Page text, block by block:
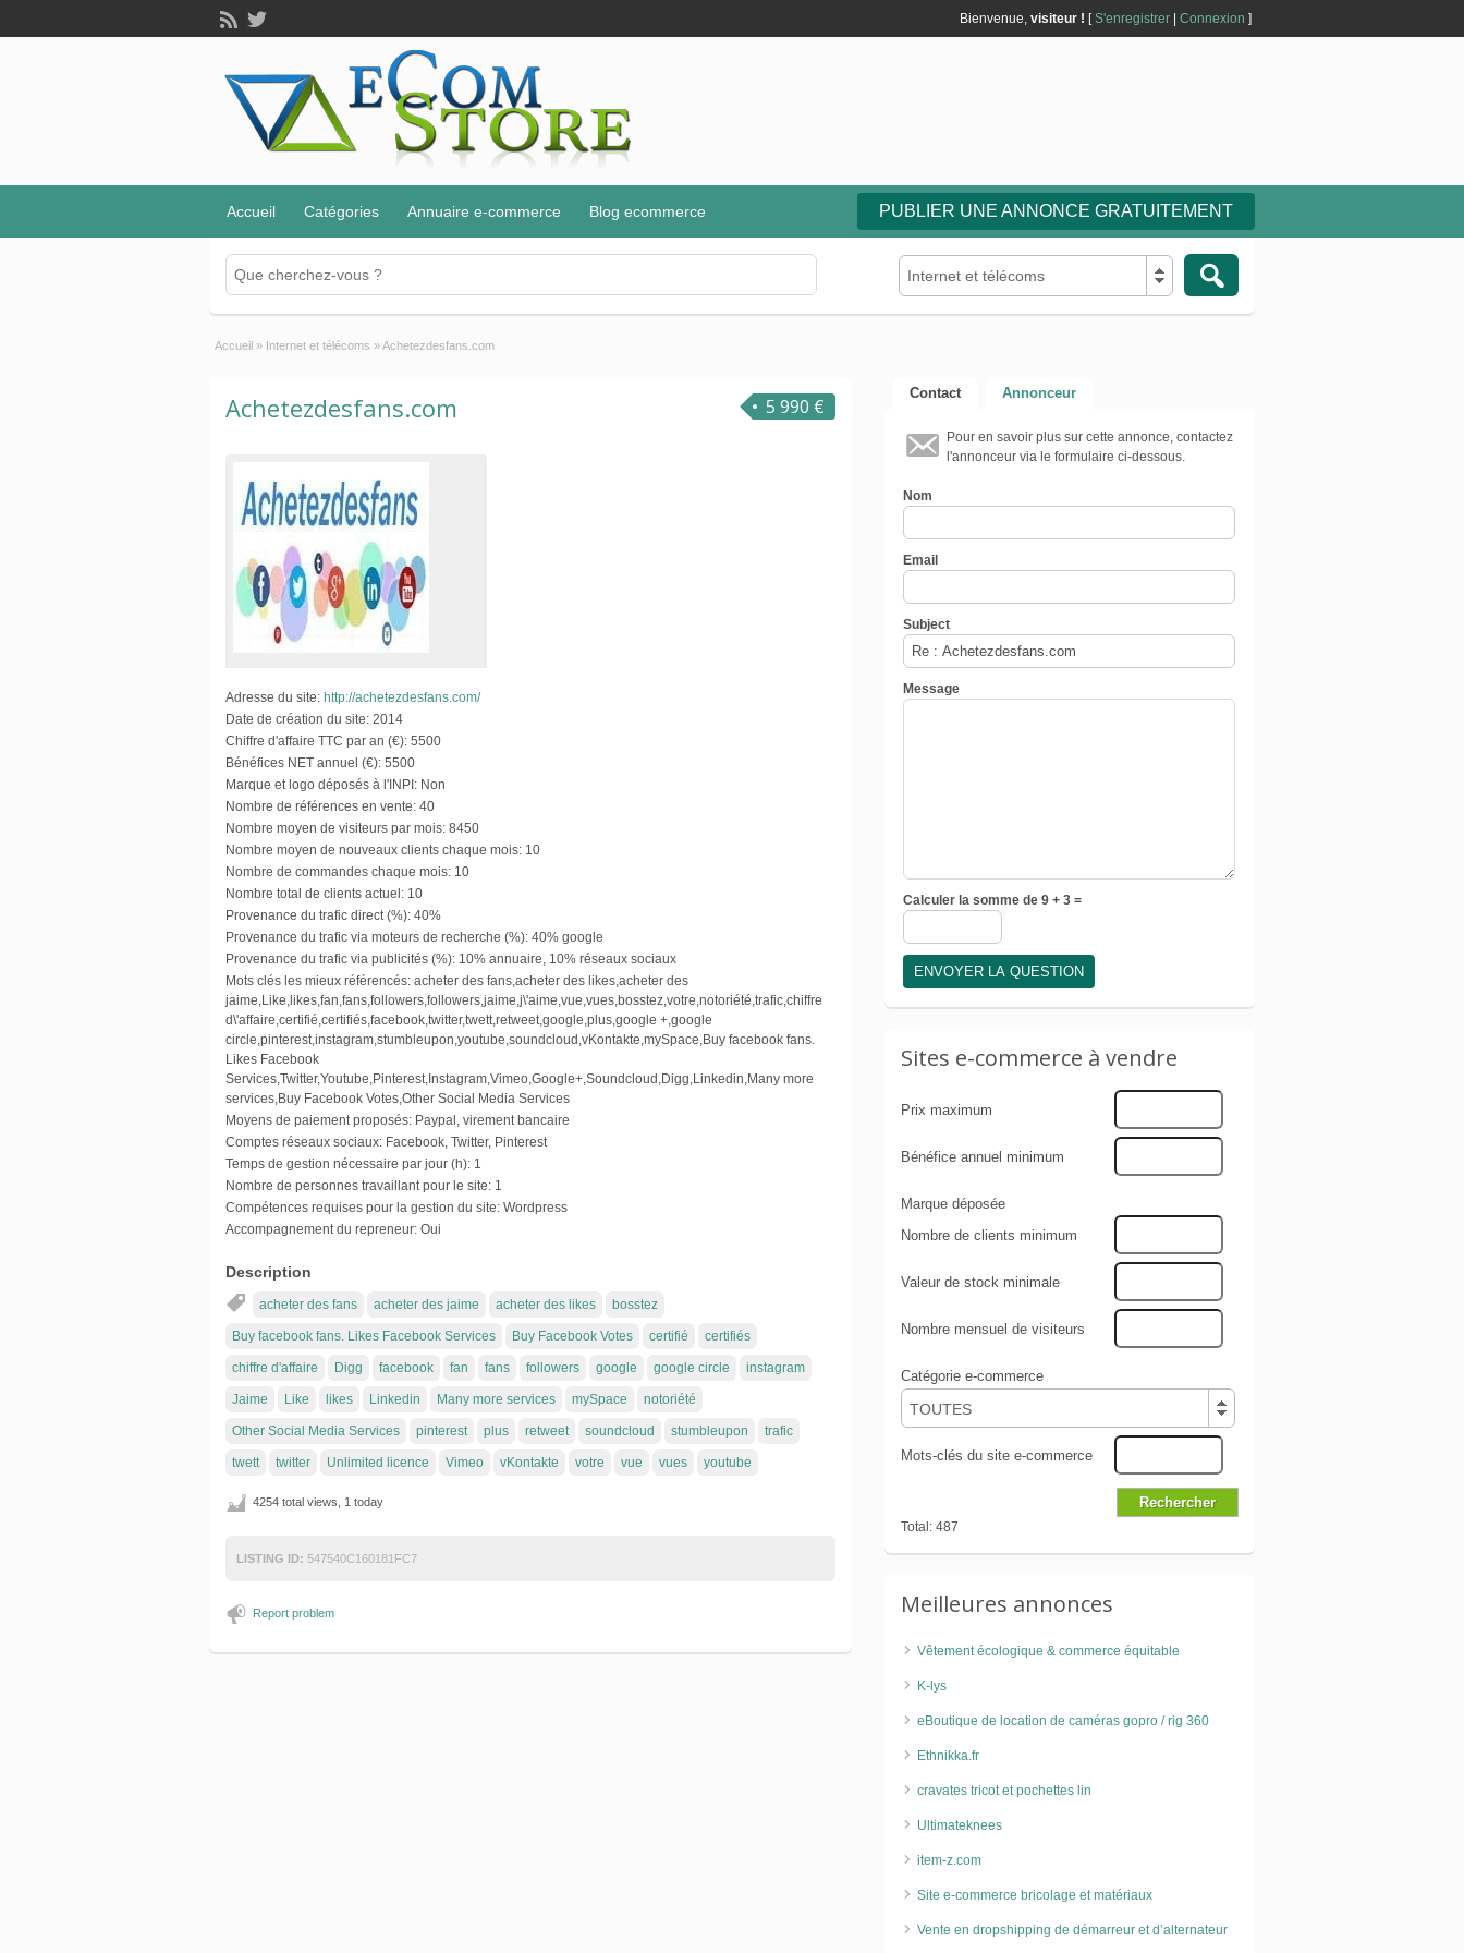
Bienvenue, visiteur ! [S'enregistrer Connexion ]
Accueil Catégories Annuaire e-commerce Blog ecommerce PUBLIER UNE ANNONCE GRATUITEMENT
Internet et télécoms
Accueil » Internet et télécoms »Achetezdesfans.com
5 990 €
Achetezdesfans.com
Adresse du site: http://achetezdesfans.com/
Date de création du site: 2014
Chiffre d'affaire TTC par an (€): 5500
Bénéfices NET annuel (€): 5500
Marque et logo déposés à l'INPI: Non
Nombre de références en vente: 40
Nombre moyen de visiteurs par mois: 8450
Nombre moyen de nouveaux clients chaque mois: 10
Nombre de commandes chaque mois: 10
Nombre total de clients actuel: 10
Provenance du trafic direct (%): 40%
Provenance du trafic via moteurs de recherche (%): 40% google
Provenance du trafic via publicités (%): 10% annuaire, 10% réseaux sociaux
Mots clés les mieux référencés: acheter des fans,acheter des likes,acheter des
jaime,Like,likes,fan,fans,followers,followers,jaime,j\'aime,vue,vues,bosstez,votre,notoriété,trafic,chiffre
d\'affaire,certifié,certifiés,facebook,twitter,twett,retweet,google,plus,google +,google
circle,pinterest,instagram,stumbleupon,youtube,soundcloud,vKontaktе,mySpace,Buy facebook fans.
Likes Facebook
Services,Twitter,Youtube,Pinterest,Instagram,Vimeo,Google+,Soundcloud,Digg,Linkedin,Many more
services,Buy Facebook Votes,Other Social Media Services
Moyens de paiement proposés: Paypal, virement bancaire
Comptes réseaux sociaux: Facebook, Twitter, Pinterest
Temps de gestion nécessaire par jour (h): 1
Nombre de personnes travaillant pour le site: 1
Compétences requises pour la gestion du site: Wordpress
Accompagnement du repreneur: Oui
Description
acheter des fans acheter des jaime acheter des likes bosstez
Buy facebook fans. Likes Facebook Services Buy Facebook Votes certifié certifiés
chiffre d'affaire Digg facebook fan fans followers google google circle instagram
Jaime Like likes Linkedin Many more services mySpace notoriété
Other Social Media Services pinterest plus retweet soundcloud stumbleupon trafic
twett twitter Unlimited licence Vimeo vKontaktе votre vue vues youtube
4254 total views, 1 today
LISTING ID: 547540C160181FC7
Report problem
Contact Annonceur
Pour en savoir plus sur cette annonce, contactez
l'annonceur via le formulaire ci-dessous.
Nom
Email
Subject
Message
Calculer la somme de 9 + 3 =
Sites e-commerce à vendre
Prix maximum
Bénéfice annuel minimum
Marque déposée
Nombre de clients minimum
Valeur de stock minimale
Nombre mensuel de visiteurs
Catégorie e-commerce
TOUTES
Mots-clés du site e-commerce
Total: 487
Meilleures annonces
Vêtement écologique & commerce équitable
K-lys
eBoutique de location de caméras gopro / rig 360
Ethnikka.fr
cravates tricot et pochettes lin
Ultimateknees
item-z.com
Site e-commerce bricolage et matériaux
Vente en dropshipping de démarreur et d’alternateur